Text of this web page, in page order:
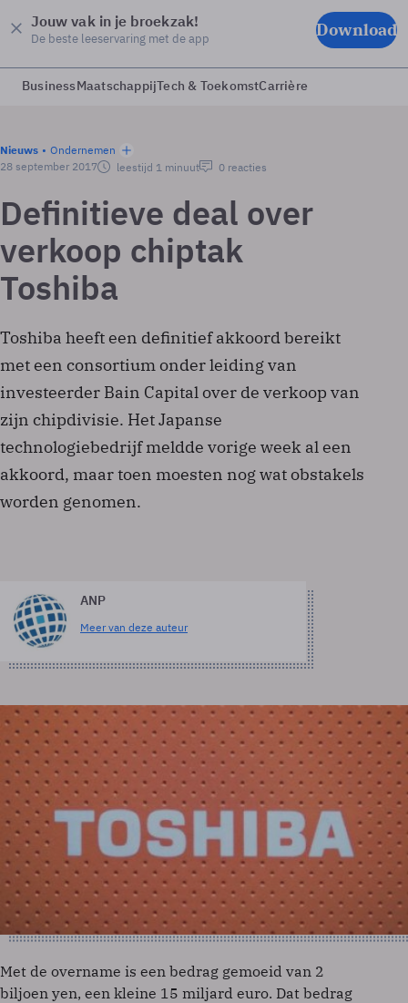
Jouw vak in je broekzak!
De beste leeservaring met de app Download
BusinessMaatschappijTech & ToekomstCarrière
Nieuws
Ondernemen
28 september 2017
leestijd 1 minuut 0 reacties
Definitieve deal over
verkoop chiptak
Toshiba
Toshiba heeft een definitief akkoord bereikt
met een consortium onder leiding van
investeerder Bain Capital over de verkoop van
zijn chipdivisie. Het Japanse
technologiebedrijf meldde vorige week al een
akkoord, maar toen moesten nog wat obstakels
worden genomen.
ANP
Meer van deze auteur
Met de overname is een bedrag gemoeid van 2
biljoen yen, een kleine 15 miljard euro. Dat bedrag